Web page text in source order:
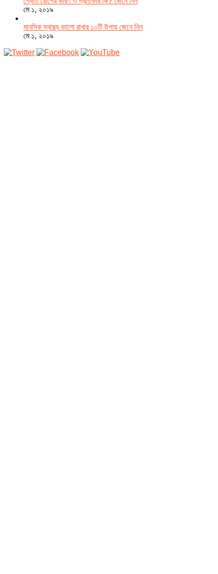
মে ১, ২০১৯
মানসিক স্বাস্থ্য ভালো রাখার ১০টি উপায় জেনে নিন
মে ১, ২০১৯